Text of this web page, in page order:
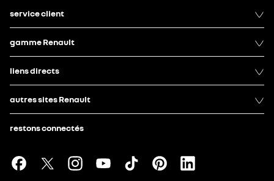
service client
gamme Renault
liens directs
autres sites Renault
restons connectés